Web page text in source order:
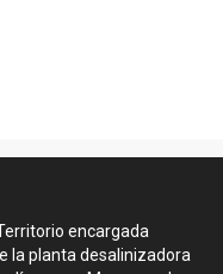
encargada
la planta desalinizadora